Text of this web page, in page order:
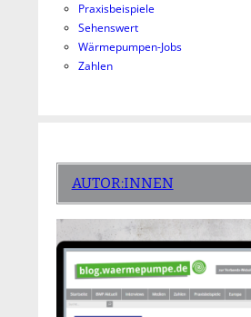
Praxisbeispiele
Sehenswert
Wärmepumpen-Jobs
Zahlen
AUTOR:INNEN